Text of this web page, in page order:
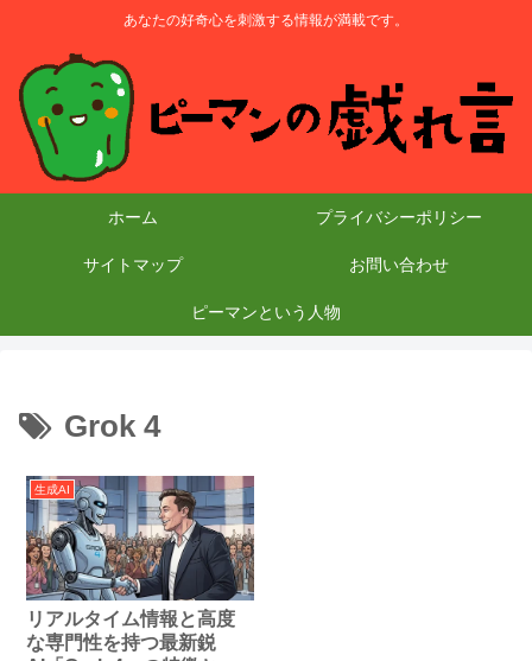
あなたの好奇心を刺激する情報が満載です。
ホーム プライバシーポリシー
サイトマップ お問い合わせ
ピーマンという人物
Grok 4
生成AI
リアルタイム情報と高度
な専門性を持つ最新鋭